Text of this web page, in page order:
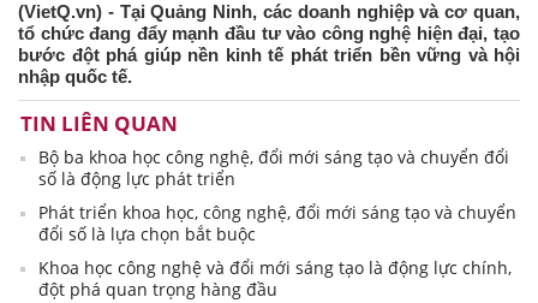
(VietQ.vn) - Tại Quảng Ninh, các doanh nghiệp và cơ quan,
tổ chức đang đẩy mạnh đầu tư vào công nghệ hiện đại, tạo
bước đột phá giúp nền kinh tế phát triển bền vững và hội
nhập quốc tế.
TIN LIÊN QUAN
Bộ ba khoa học công nghệ, đổi mới sáng tạo và chuyển đổi
số là động lực phát triển
Phát triển khoa học, công nghệ, đổi mới sáng tạo và chuyển
đổi số là lựa chọn bắt buộc
Khoa học công nghệ và đổi mới sáng tạo là động lực chính,
đột phá quan trọng hàng đầu